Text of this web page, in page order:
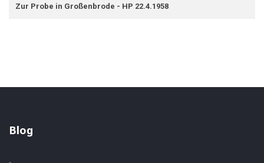
Zur Probe in Großenbrode - HP 22.4.1958
Blog